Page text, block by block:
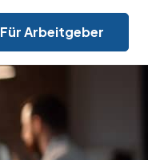
Für Arbeitgeber